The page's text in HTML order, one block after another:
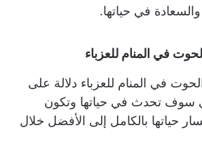
في حياتها.
في المنام للعزباء
في المنام للعزباء دلالة على
سوف تحدث في حياتها وتكون
حياتها بالكامل إلى الأفضل خلال